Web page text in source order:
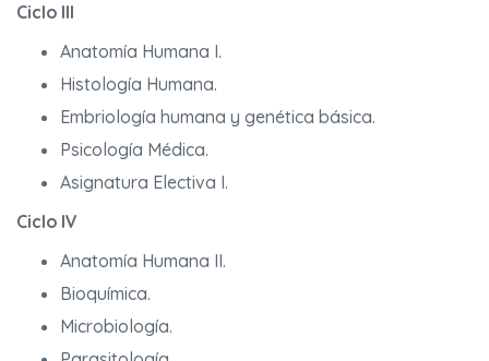
Ciclo III
Anatomía Humana I.
Histología Humana.
Embriología humana y genética básica.
Psicología Médica.
Asignatura Electiva I.
Ciclo IV
Anatomía Humana II.
Bioquímica.
Microbiología.